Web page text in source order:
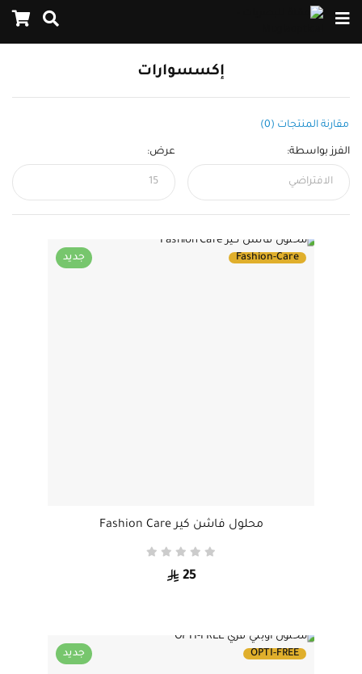
إكسسوارات
مقارنة المنتجات (0)
الفرز بواسطة: عرض:
جديد Fashion-Care
محلول فاشن كير Fashion Care
25
جديد OPTI-FREE